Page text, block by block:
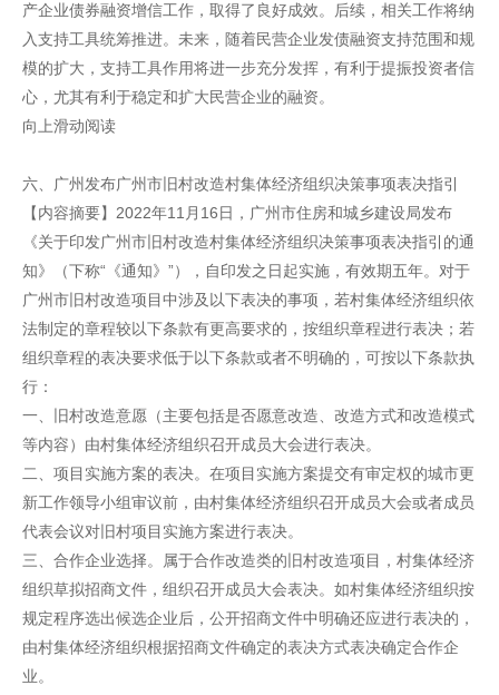
产企业债券融资增信工作，取得了良好成效。后续，相关工作将纳
入支持工具统筹推进。未来，随着民营企业发债融资支持范围和规
模的扩大，支持工具作用将进一步充分发挥，有利于提振投资者信
心，尤其有利于稳定和扩大民营企业的融资。
向上滑动阅读
六、广州发布广州市旧村改造村集体经济组织决策事项表决指引
【内容摘要】2022年11月16日，广州市住房和城乡建设局发布
《关于印发广州市旧村改造村集体经济组织决策事项表决指引的通
知》（下称“《通知》”），自印发之日起实施，有效期五年。对于
广州市旧村改造项目中涉及以下表决的事项，若村集体经济组织依
法制定的章程较以下条款有更高要求的，按组织章程进行表决；若
组织章程的表决要求低于以下条款或者不明确的，可按以下条款执
行：
一、旧村改造意愿（主要包括是否愿意改造、改造方式和改造模式
等内容）由村集体经济组织召开成员大会进行表决。
二、项目实施方案的表决。在项目实施方案提交有审定权的城市更
新工作领导小组审议前，由村集体经济组织召开成员大会或者成员
代表会议对旧村项目实施方案进行表决。
三、合作企业选择。属于合作改造类的旧村改造项目，村集体经济
组织草拟招商文件，组织召开成员大会表决。如村集体经济组织按
规定程序选出候选企业后，公开招商文件中明确还应进行表决的，
由村集体经济组织根据招商文件确定的表决方式表决确定合作企
业。